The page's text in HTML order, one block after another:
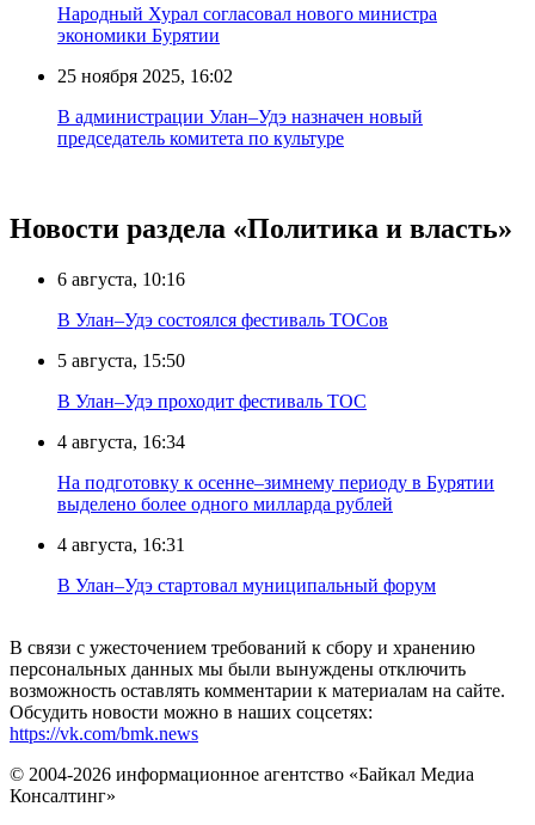
Народный Хурал согласовал нового министра
экономики Бурятии
25 ноября 2025, 16:02
В администрации Улан–Удэ назначен новый
председатель комитета по культуре
Новости раздела «Политика и власть»
6 августа, 10:16
В Улан–Удэ состоялся фестиваль ТОСов
5 августа, 15:50
В Улан–Удэ проходит фестиваль ТОС
4 августа, 16:34
На подготовку к осенне–зимнему периоду в Бурятии
выделено более одного милларда рублей
4 августа, 16:31
В Улан–Удэ стартовал муниципальный форум
В связи с ужесточением требований к сбору и хранению
персональных данных мы были вынуждены отключить
возможность оставлять комментарии к материалам на сайте.
Обсудить новости можно в наших соцсетях:
https://vk.com/bmk.news
© 2004-2026 информационное агентство «Байкал Медиа
Консалтинг»